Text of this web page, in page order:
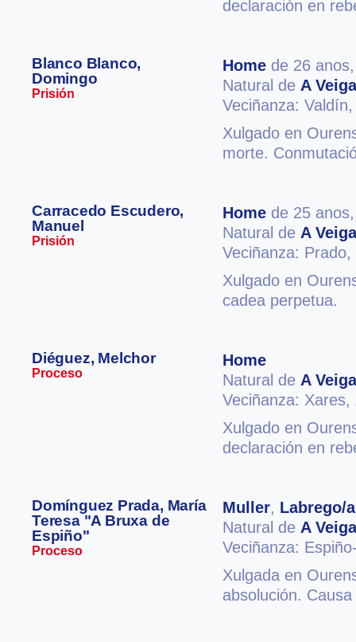
declaración en
Blanco Blanco,
Domingo
Prisión
Home de 26
Natural de A Veiga
Veciñanza:
Xulgado en
morte.
Carracedo Escudero,
Manuel
Prisión
Home de 25
Natural de A Veiga
Veciñanza: Prado,
Xulgado en
cadea perpetua.
Diéguez, Melchor
Proceso
Home
Natural de A Veiga
Veciñanza: Xares,
Xulgado en
declaración en
Domínguez Prada, María
Teresa "A Bruxa de
Espiño"
Proceso
Muller, Labrego/a
Natural de A Veiga
Veciñanza:
Xulgada en
absolución.